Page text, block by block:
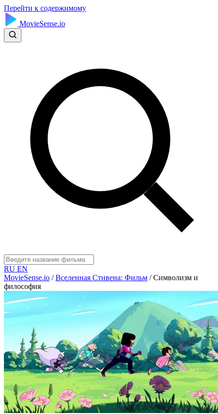
Перейти к содержимому
MovieSense.io
RU EN
MovieSense.io / Вселенная Стивена: Фильм / Символизм и
философия